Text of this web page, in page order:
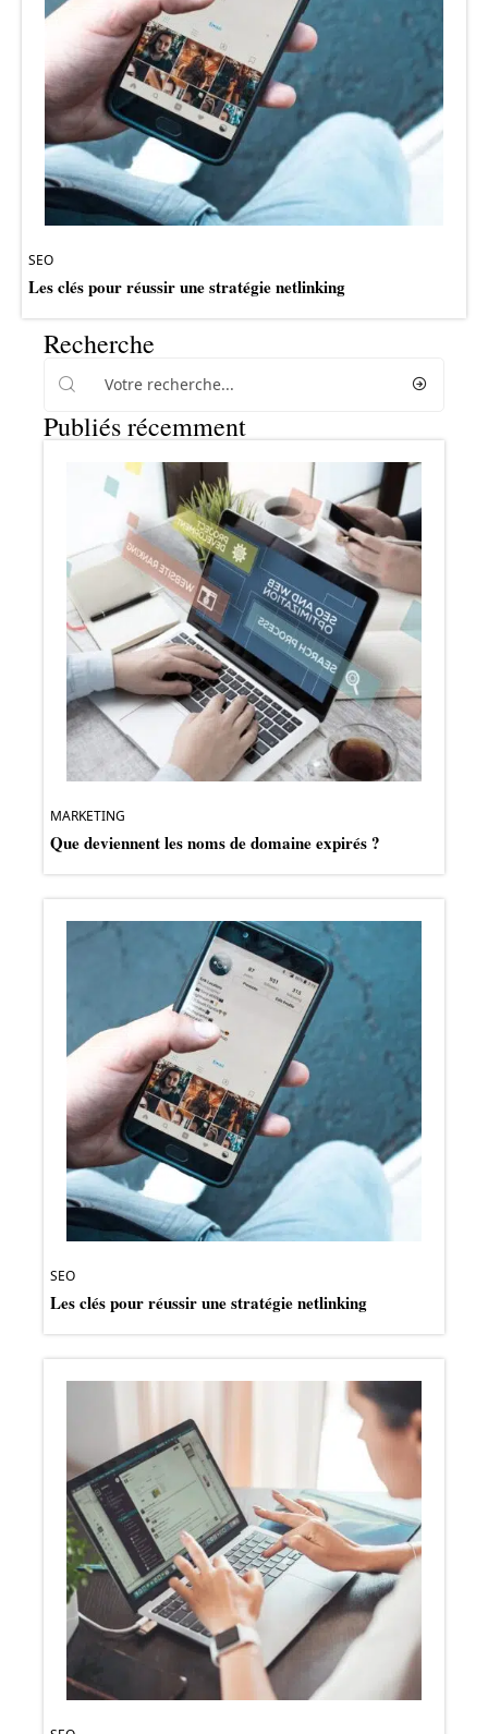
SEO
Les clés pour réussir une stratégie netlinking
Recherche
Publiés récemment
MARKETING
Que deviennent les noms de domaine expirés ?
SEO
Les clés pour réussir une stratégie netlinking